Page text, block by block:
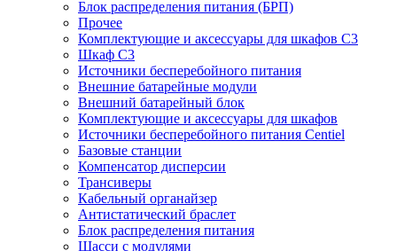
Блок распределения питания (БРП)
Прочее
Комплектующие и аксессуары для шкафов C3
Шкаф C3
Источники бесперебойного питания
Внешние батарейные модули
Внешний батарейный блок
Комплектующие и аксессуары для шкафов
Источники бесперебойного питания Centiel
Базовые станции
Компенсатор дисперсии
Трансиверы
Кабельный органайзер
Антистатический браслет
Блок распределения питания
Шасси с модулями